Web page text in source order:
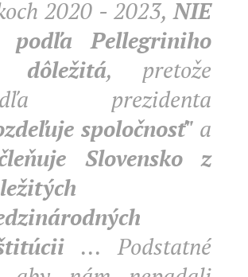
2020 - 2023,NIE
podľa Pellegriniho
dôležitá, pretože
prezidenta
spoločnosť" a
Slovensko z
... Podstatné